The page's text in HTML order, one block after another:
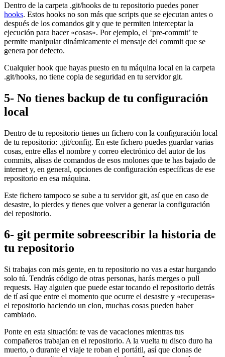
Dentro de la carpeta .git/hooks de tu repositorio puedes poner
hooks. Estos hooks no son más que scripts que se ejecutan antes o
después de los comandos git y que te permiten interceptar la
ejecución para hacer «cosas». Por ejemplo, el ‘pre-commit’ te
permite manipular dinámicamente el mensaje del commit que se
genera por defecto.
Cualquier hook que hayas puesto en tu máquina local en la carpeta
.git/hooks, no tiene copia de seguridad en tu servidor git.
5- No tienes backup de tu configuración
local
Dentro de tu repositorio tienes un fichero con la configuración local
de tu repositorio: .git/config. En este fichero puedes guardar varias
cosas, entre ellas el nombre y correo electrónico del autor de los
commits, alisas de comandos de esos molones que te has bajado de
internet y, en general, opciones de configuración específicas de ese
repositorio en esa máquina.
Este fichero tampoco se sube a tu servidor git, así que en caso de
desastre, lo pierdes y tienes que volver a generar la configuración
del repositorio.
6- git permite sobreescribir la historia de
tu repositorio
Si trabajas con más gente, en tu repositorio no vas a estar hurgando
solo tú. Tendrás código de otras personas, harás merges o pull
requests. Hay alguien que puede estar tocando el repositorio detrás
de tí así que entre el momento que ocurre el desastre y «recuperas»
el repositorio haciendo un clon, muchas cosas pueden haber
cambiado.
Ponte en esta situación: te vas de vacaciones mientras tus
compañeros trabajan en el repositorio. A la vuelta tu disco duro ha
muerto, o durante el viaje te roban el portátil, así que clonas de